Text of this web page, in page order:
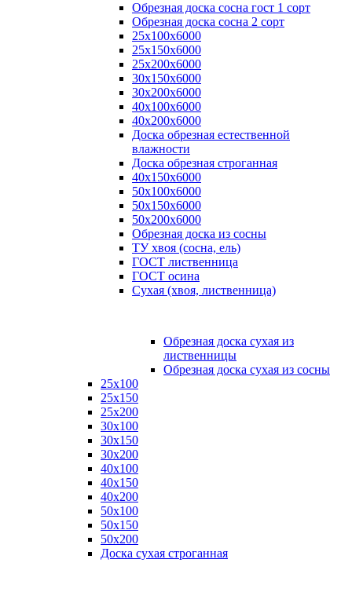
Обрезная доска сосна гост 1 сорт
Обрезная доска сосна 2 сорт
25х100х6000
25х150х6000
25х200х6000
30х150х6000
30х200х6000
40х100х6000
40х200х6000
Доска обрезная естественной
влажности
Доска обрезная строганная
40х150х6000
50х100х6000
50х150х6000
50х200х6000
Обрезная доска из сосны
ТУ хвоя (сосна, ель)
ГОСТ лиственница
ГОСТ осина
Сухая (хвоя, лиственница)
Обрезная доска сухая из
лиственницы
Обрезная доска сухая из сосны
25х100
25х150
25х200
30х100
30х150
30х200
40х100
40х150
40х200
50х100
50х150
50х200
Доска сухая строганная